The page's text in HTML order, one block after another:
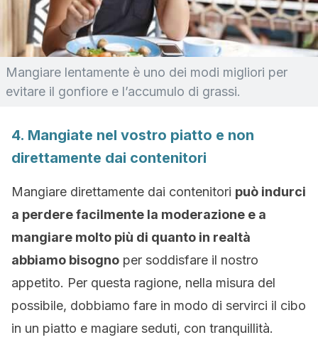
Mangiare lentamente è uno dei modi migliori per
evitare il gonfiore e l’accumulo di grassi.
4. Mangiate nel vostro piatto e non
direttamente dai contenitori
Mangiare direttamente dai contenitori può indurci
a perdere facilmente la moderazione e a
mangiare molto più di quanto in realtà
abbiamo bisogno per soddisfare il nostro
appetito. Per questa ragione, nella misura del
possibile, dobbiamo fare in modo di servirci il cibo
in un piatto e magiare seduti, con tranquillità.